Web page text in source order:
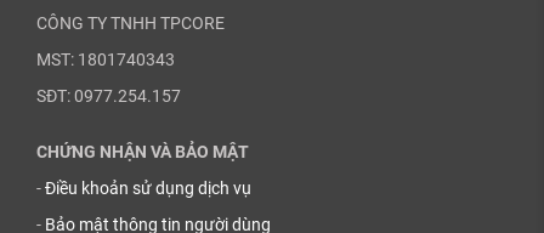
CÔNG TY TNHH TPCORE
MST: 1801740343
SĐT: 0977.254.157
CHỨNG NHẬN VÀ BẢO MẬT
-Điều khoản sử dụng dịch vụ
- Bảo mật thông tin người dùng